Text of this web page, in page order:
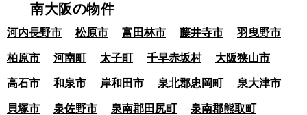
南大阪の物件
河内長野市 松原市 富田林市 藤井寺市 羽曳野市
柏原市 河南町 太子町 千早赤坂村 大阪狭山市
高石市 和泉市 岸和田市 泉北郡忠岡町 泉大津市
貝塚市 泉佐野市 泉南郡田尻町 泉南郡熊取町